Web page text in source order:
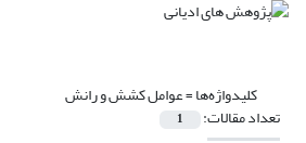
کلیدواژه‌ها =عوامل کشش و رانش
تعداد مقالات: 1